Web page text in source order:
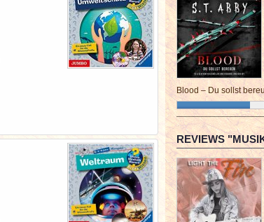
Blood – Du sollst
REVIEWS